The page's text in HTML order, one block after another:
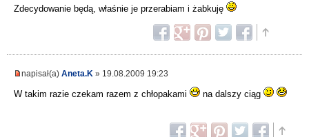
Zdecydowanie będą, właśnie je przerabiam i żabkuję
napisał(a) Aneta.K » 19.08.2009 19:23
W takim razie czekam razem z chłopakami na dalszy ciąg